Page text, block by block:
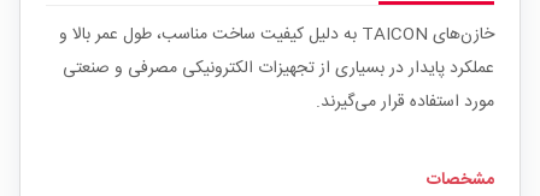
خازن‌های TAICON به دلیل کیفیت ساخت مناسب، طول عمر بالا و
عملکرد پایدار در بسیاری از تجهیزات الکترونیکی مصرفی و صنعتی
مورد استفاده قرار می‌گیرند.
مشخصات